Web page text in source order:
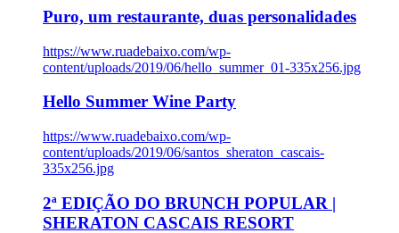
Puro, um restaurante, duas personalidades
https://www.ruadebaixo.com/wp-
content/uploads/2019/06/hello_summer_01-335x256.jpg
Hello Summer Wine Party
https://www.ruadebaixo.com/wp-
content/uploads/2019/06/santos_sheraton_cascais-
335x256.jpg
2ª EDIÇÃO DO BRUNCH POPULAR |
SHERATON CASCAIS RESORT